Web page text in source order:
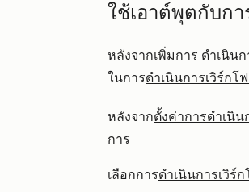
ใช้เอาต์พุตกับกา
หลังจากเพิ่มการ ดำเนินก
ในการดำเนินการเวิร์กโ
หลังจากตั้งค่าการดำเนิ
การ
เลือกการดำเนินการเวิร์